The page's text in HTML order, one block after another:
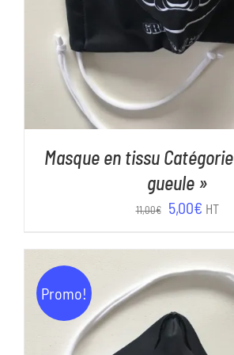
Masque en tissu
gueule »
11,00€
Le
initial
était :
11,00€.
5,00€Le
est :
HT
Promo!